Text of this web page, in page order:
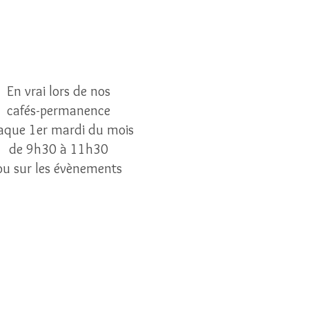
En vrai lors de nos
cafés-permanence
1er mardi du mois
de 9h30 à 11h30
sur les évènements